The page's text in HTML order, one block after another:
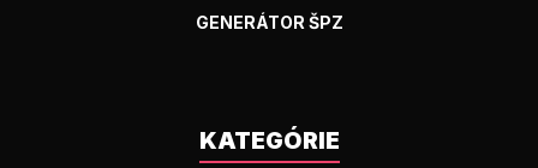
GENERÁTOR ŠPZ
KATEGÓRIE